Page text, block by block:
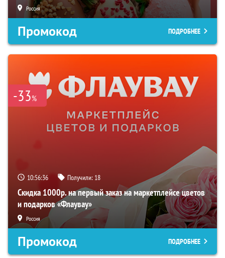
Россия
Промокод ПОДРОБНЕЕ
-33%
10:56:35 Получили: 18
Скидка 1000р. на первый заказ на маркетплейсе цветов
и подарков «Флаувау»
Россия
Промокод ПОДРОБНЕЕ